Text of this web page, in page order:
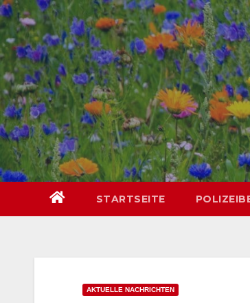
springen
Skip
to
content
STARTSEITE
AKTUELLE NACHRICHTEN